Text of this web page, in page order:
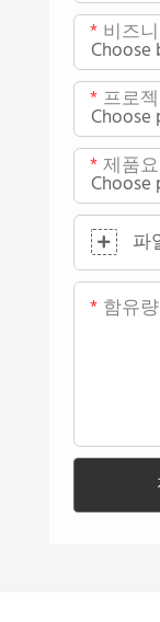
비즈
프로
제품
파
함유량